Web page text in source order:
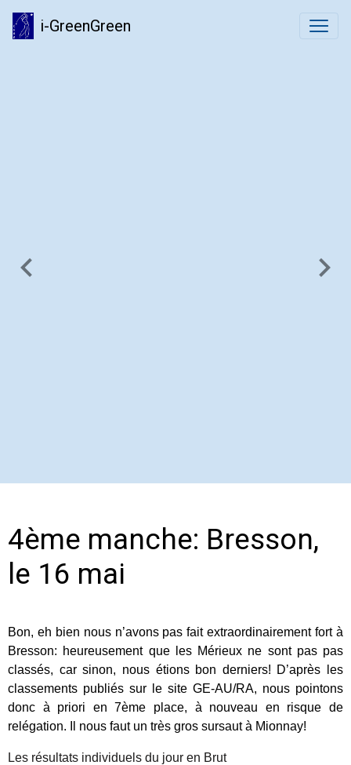
i-GreenGreen
4ème manche: Bresson,
le 16 mai
Bon, eh bien nous n’avons pas fait extraordinairement fort à
Bresson: heureusement que les Mérieux ne sont pas pas
classés, car sinon, nous étions bon derniers! D’après les
classements publiés sur le site GE-AU/RA, nous pointons
donc à priori en 7ème place, à nouveau en risque de
relégation. Il nous faut un très gros sursaut à Mionnay!
Les résultats individuels du jour en Brut